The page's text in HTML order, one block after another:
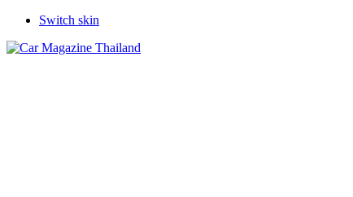
Switch skin